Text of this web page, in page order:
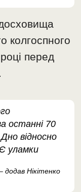
колгоспного
перед
останні 70
відносно
уламки
додав Нікітенко